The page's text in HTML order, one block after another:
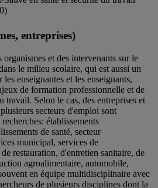
entreprises)
organismes et des intervenants sur le
le milieu scolaire, qui est aussi un
enseignantes et les enseignants,
de formation professionnelle et de
travail. Selon le cas, des entreprises et
secteurs d'emploi sont
établissements
de santé, secteur
municipal, services de
restauration, d'entretien sanitaire, de
agroalimentaire, automobile,
en équipe multidisciplinaire avec
de plusieurs disciplines dont la